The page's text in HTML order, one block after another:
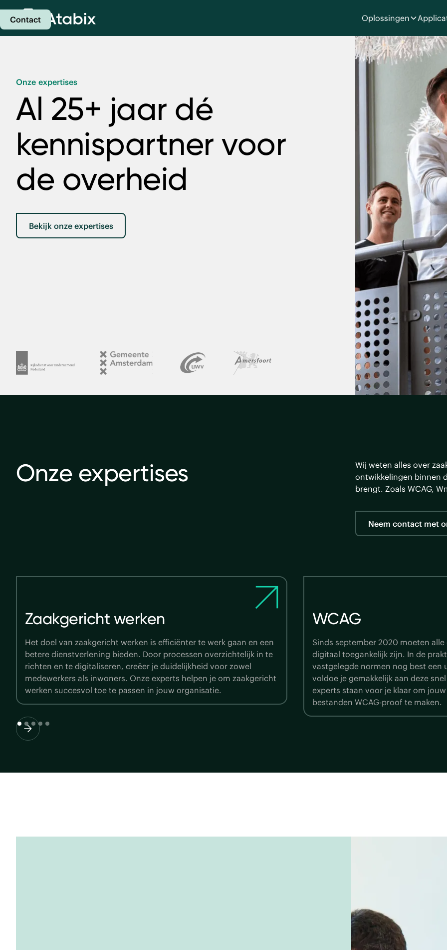
Oplossingen
Contact
Onze expertises
Al 25+ jaar dé
kennispartner voor
de overheid
Bekijk onze expertises
Onze expertises
Wij weten alles over
ontwikkelingen binnen
brengt. Zoals WCAG,
Neem contact met
WCAG
Sinds september 2020 moeten alle online overheidsdiensten
digitaal toegankelijk zijn. In de praktijk is het voldoen aan de
vastgelegde normen nog best een uitdaging. Met onze software
voldoe je gemakkelijk aan deze snel veranderende normen. Onze
experts staan voor je klaar om jouw websites, applicaties en pdf-
bestanden WCAG-proof te maken.
Wmebv
De keuze tussen analoog of
overheid. Dat maakt de Wet
verkeer (Wmebv) mogelijk vanaf 1
van jou als overheidsorganisatie
wet?
Slide 2 of 5.